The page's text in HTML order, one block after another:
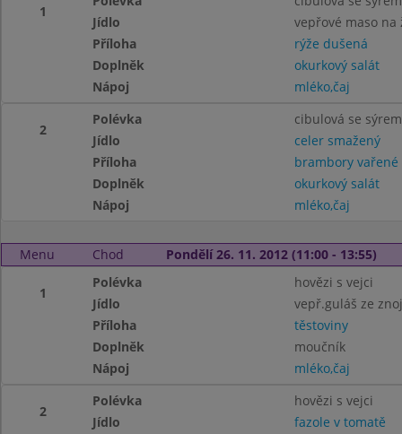
1
Jídlo
vepřové maso na
Příloha
rýže dušená
Doplněk
okurkový salát
Nápoj
mléko,čaj
2
Polévka
cibulová se sýrem
Jídlo
celer smažený
Příloha
brambory vařené
Doplněk
okurkový salát
Nápoj
mléko,čaj
Menu Chod Pondělí 26. 11. 2012 (11:00 - 13:55)
1
Polévka
hovězi s vejci
Jídlo
vepř.guláš ze
Příloha
těstoviny
Doplněk
moučník
Nápoj
mléko,čaj
2
Polévka
hovězi s vejci
Jídlo
fazole v tomatě